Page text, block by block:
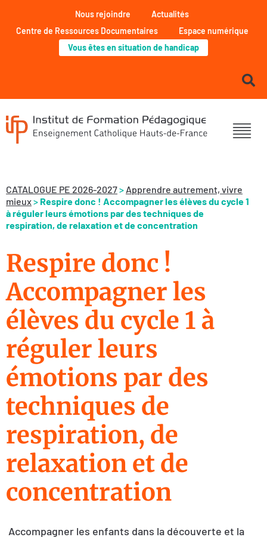
Nous rejoindre
Actualités
Centre de Ressources Documentaires
Espace numérique
Vous êtes en situation de handicap
CATALOGUE PE 2026-2027> Apprendre autrement, vivre
mieux> Respire donc ! Accompagner les élèves du cycle 1
à réguler leurs émotions par des techniques de
respiration, de relaxation et de concentration
Respire donc !
Accompagner les
élèves du cycle 1 à
réguler leurs
émotions par des
techniques de
respiration, de
relaxation et de
concentration
Accompagner les enfants dans la découverte et la